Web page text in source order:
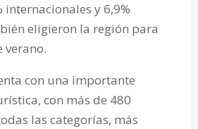
internacionales y 6,9%
eligieron la región para
verano.
con una importante
con más de 480
las categorías, más